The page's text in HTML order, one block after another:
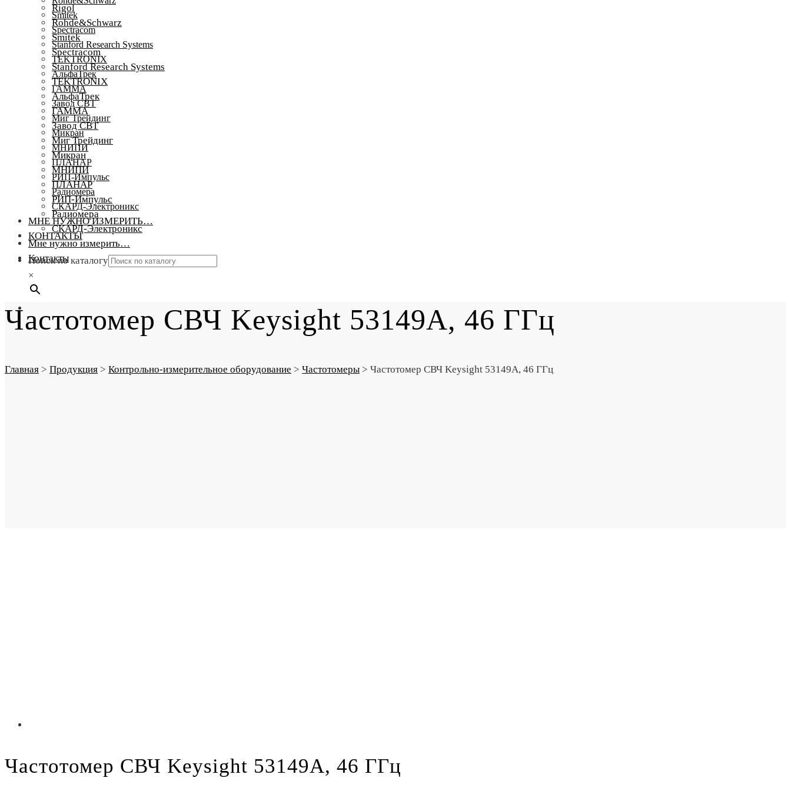
Smitek
Spectracom
Stanford Research Systems
TEKTRONIX
АльфаТрек
ГАММА
Завод СВТ
Миг Трейдинг
Микран
МНИПИ
ПЛАНАР
РИП-Импульс
Радиомера
СКАРД-Электроникс
МНЕ НУЖНО ИЗМЕРИТЬ…
КОНТАКТЫ
Поиск по каталогу
×
Rigol
Rohde&Schwarz
Smitek
Spectracom
Stanford Research Systems
TEKTRONIX
АльфаТрек
ГАММА
Завод СВТ
Миг Трейдинг
Микран
МНИПИ
ПЛАНАР
РИП-Импульс
Радиомера
СКАРД-Электроникс
Мне нужно измерить…
Контакты
Частотомер СВЧ Keysight 53149A, 46 ГГц
Главная > Продукция > Контрольно-измерительное оборудование > Частотомеры > Частотомер СВЧ Keysight 53149A, 46 ГГц
Частотомер СВЧ Keysight 53149A, 46 ГГц